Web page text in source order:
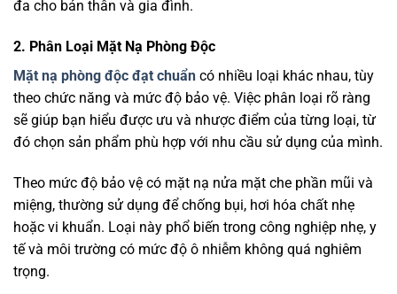
đa cho bản thân và gia đình.
2. Phân Loại Mặt Nạ Phòng Độc
Mặt nạ phòng độc đạt chuẩn có nhiều loại khác nhau, tùy
theo chức năng và mức độ bảo vệ. Việc phân loại rõ ràng
sẽ giúp bạn hiểu được ưu và nhược điểm của từng loại, từ
đó chọn sản phẩm phù hợp với nhu cầu sử dụng của mình.
Theo mức độ bảo vệ có mặt nạ nửa mặt che phần mũi và
miệng, thường sử dụng để chống bụi, hơi hóa chất nhẹ
hoặc vi khuẩn. Loại này phổ biến trong công nghiệp nhẹ, y
tế và môi trường có mức độ ô nhiễm không quá nghiêm
trọng.